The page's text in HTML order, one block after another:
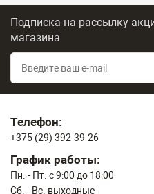
Подписка на рассылку
магазина
Телефон:
+375 (29) 392-39-26
График работы:
Пн. - Пт. с 9:00 до 18:00
Сб. - Вс. выходные